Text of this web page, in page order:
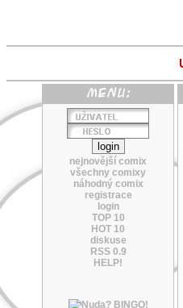
nejnovější comix
všechny comixy
náhodný comix
registrace
login
TOP 10
HOT 10
diskuse
RSS 0.9
HELP!